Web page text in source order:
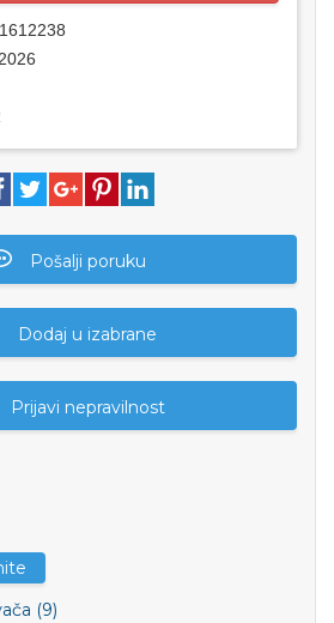
Pošalji poruku
Dodaj u izabrane
Prijavi nepravilnost
(9)